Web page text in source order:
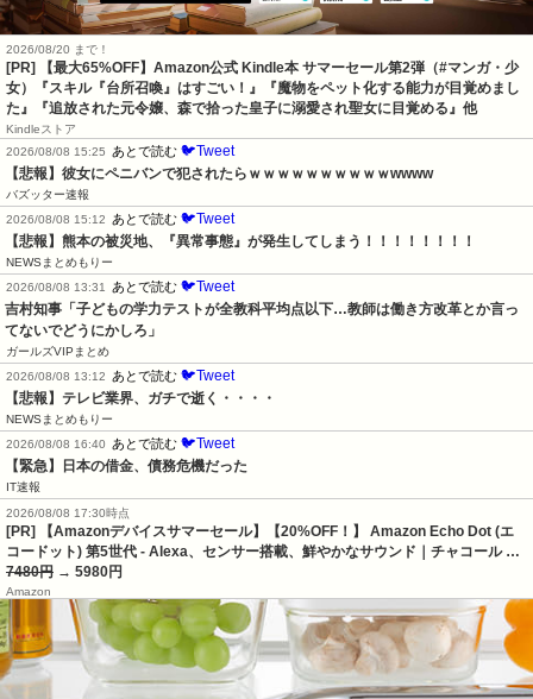
2026/08/20 まで！
[PR]
【最大65%OFF】Amazon公式 Kindle本 サマーセール第2弾（#マンガ・少
女）『スキル『台所召喚』はすごい！』『魔物をペット化する能力が目覚めまし
た』『追放された元令嬢、森で拾った皇子に溺愛され聖女に目覚める』他
Kindleストア
2026/08/08 15:25
あとで読む 🐦Tweet
【悲報】彼女にペニバンで犯されたらｗｗｗｗｗｗｗｗｗｗwwww
バズッター速報
2026/08/08 15:12
あとで読む 🐦Tweet
【悲報】熊本の被災地、『異常事態』が発生してしまう！！！！！！！！
NEWSまとめもりー
2026/08/08 13:31
あとで読む 🐦Tweet
吉村知事「子どもの学力テストが全教科平均点以下…教師は働き方改革とか言っ
てないでどうにかしろ」
ガールズVIPまとめ
2026/08/08 13:12
あとで読む 🐦Tweet
【悲報】テレビ業界、ガチで逝く・・・・
NEWSまとめもりー
2026/08/08 16:40
あとで読む 🐦Tweet
【緊急】日本の借金、債務危機だった
IT速報
2026/08/08 17:30時点
[PR] 【Amazonデバイスサマーセール】【20%OFF！】 Amazon Echo Dot (エ
コードット) 第5世代 - Alexa、センサー搭載、鮮やかなサウンド｜チャコール …
7480円 → 5980円
Amazon